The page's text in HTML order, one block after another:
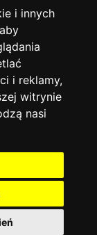
i innych
i reklamy,
witrynie
nasi
I
Translate